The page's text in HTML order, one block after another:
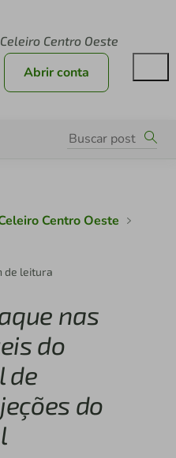
Centro Oeste
Abrir conta
Centro Oeste
de leitura
nas
do
de
do